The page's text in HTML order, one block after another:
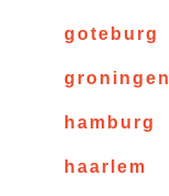
goteburg
groningen
hamburg
haarlem